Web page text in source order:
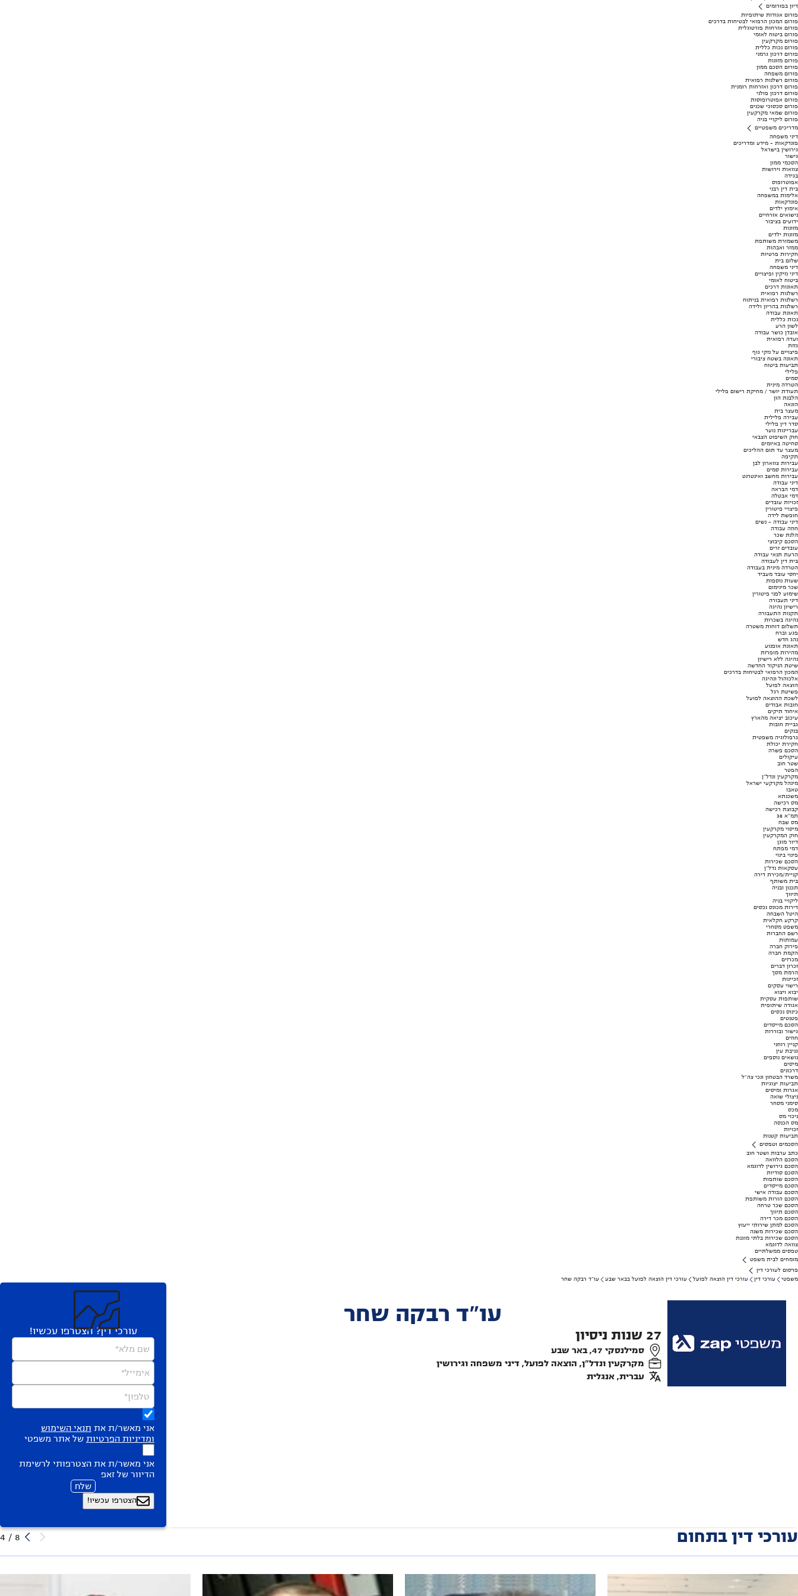
דיון בפורומים
פורום אגודות שיתופיות
פורום המכון הרפואי לבטיחות בדרכים
פורום אזרחות פורטוגלית
פורום ביטוח לאומי
פורום מקרקעין
פורום נכות כללית
פורום דרכון גרמני
פורום מזונות
פורום הסכם ממון
פורום משפחה
פורום רשלנות רפואית
פורום דרכון ואזרחות רומנית
פורום דרכון פולני
פורום אפוטרופוסות
פורום סכסוכי שכנים
פורום שמאי מקרקעין
פורום ליקויי בניה
מדריכים משפטיים
דיני משפחה
פונדקאות - מידע ומדריכים
גירושין בישראל
גישור
הסכמי ממון
צוואות וירושות
בגידה
אפוטרופוס
בית דין רבני
אלימות במשפחה
פונדקאות
אימוץ ילדים
נישואים אזרחיים
ידועים בציבור
מזונות
מזונות ילדים
משמורת משותפת
ממזר ואבהות
חקירות פרטיות
שלום בית
דיני משפחה
דיני נזיקין ופיצויים
ביטוח לאומי
תאונות דרכים
רשלנות רפואית
רשלנות רפואית בניתוח
רשלנות בהריון ולידה
תאונת עבודה
נכות כללית
לשון הרע
אובדן כושר עבודה
ועדה רפואית
גזזת
פיצויים על נזקי גוף
תאונה בשטח ציבורי
תביעות ביטוח
פלילי
סמים
הטרדה מינית
תעודת יושר / מחיקת רישום פלילי
הלבנת הון
הונאה
מעצר בית
עבירה פלילית
סדר דין פלילי
עבריינות נוער
חוק השיפוט הצבאי
סחיטה באיומים
מעצר עד תום ההליכים
תקיפה
עבירות צווארון לבן
עבירות סמים
עבירות מחשב ואינטרנט
דיני עבודה
דמי הבראה
דמי אבטלה
זכויות עובדים
פיצויי פיטורין
חופשת לידה
דיני עבודה - נשים
חוזה עבודה
הלנת שכר
הסכם קיבוצי
עובדים זרים
הרעת תנאי עבודה
בית דין לעבודה
הטרדה מינית בעבודה
יחסי עובד מעביד
שעות נוספות
שכר מינימום
שימוע לפני פיטורין
דיני תעבורה
רישיון נהיגה
תקנות התעבורה
נהיגה בשכרות
תשלום דוחות משטרה
פגע וברח
נהג חדש
תאונת אופנוע
מהירות מופרזת
נהיגה ללא רישיון
שיטת הניקוד החדשה
המכון הרפואי לבטיחות בדרכים
אלכוהול ונהיגה
הוצאה לפועל
פשיטת רגל
לשכת ההוצאה לפועל
חובות אבודים
איחוד תיקים
עיכוב יציאה מהארץ
גביית חובות
בנקים
גרפולוגיה משפטית
חקירת יכולת
הסכם פשרה
עיקולים
שטר חוב
הפטר
מקרקעין ונדל"ן
מינהל מקרקעי ישראל
טאבו
משכנתא
מס רכישה
קבוצת רכישה
תמ"א 38
מס שבח
מיסוי מקרקעין
חוק המקרקעין
דיור מוגן
דמי מפתח
פינוי בינוי
הסכם שכירות
עסקאות נדל"ן
קניית/מכירת דירה
בית משותף
תכנון ובניה
תיווך
ליקויי בניה
דירות מכונס נכסים
היטל השבחה
קרקע חקלאית
משפט מסחרי
רשם החברות
עמותות
פירוק חברה
הקמת חברה
מכרזים
זכרון דברים
הרמת מסך
זכיינות
רישוי עסקים
יבוא ויצוא
שותפות עסקית
אגודה שיתופית
כינוס נכסים
פטנטים
הסכם מייסדים
גישור ובוררות
חוזים
קניין רוחני
גניבת עין
נושאים נוספים
מיסים
דרכונים
משרד הבטחון ונכי צה"ל
תביעות יצוגיות
אגרות ומיסים
ניצולי שואה
סימני מסחר
מכס
ניכוי מס
מס הכנסה
זכויות
תביעות קטנות
הסכמים וטפסים
כתב ערבות ושטר חוב
הסכם הלוואה
הסכם גירושין לדוגמא
הסכם סודיות
הסכם שותפות
הסכם מייסדים
הסכם עבודה אישי
הסכם הורות משותפת
הסכם שכר טרחה
הסכם תיווך
הסכם מכר דירה
הסכם למתן שירותי ייעוץ
הסכם שכירות משנה
הסכם שכירות בלתי מוגנת
צוואה לדוגמא
טפסים ממשלתיים
מומחים לבית משפט
פרסום לעורכי דין
משפטי
עורכי דין עורכי דין הוצאה לפועל עורכי דין הוצאה לפועל בבאר שבע עו"ד רבקה שחר
עו"ד רבקה שחר
27 שנות ניסיון
סמילנסקי 47, באר שבע
מקרקעין ונדל"ן, הוצאה לפועל, דיני משפחה וגירושין
עברית, אנגלית
עורכי דין? הצטרפו עכשיו!
שם מלא*
אימייל*
טלפון*
אני מאשר/ת את תנאי השימוש
ומדיניות הפרטיות של אתר משפטי
אני מאשר/ת את הצטרפותי לרשימת
הדיוור של זאפ
שלח
הצטרפו עכשיו!
עורכי דין בתחום 8
/
4
יוסי ניזרי -משרד עורכי דין אוה קוקליס משרד עו"ד עו"ד ונוטריון חן גינסברג